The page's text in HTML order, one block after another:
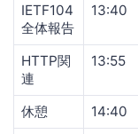
IETF104
全体報告
13:40
HTTP関
連
13:55
休憩 14:40